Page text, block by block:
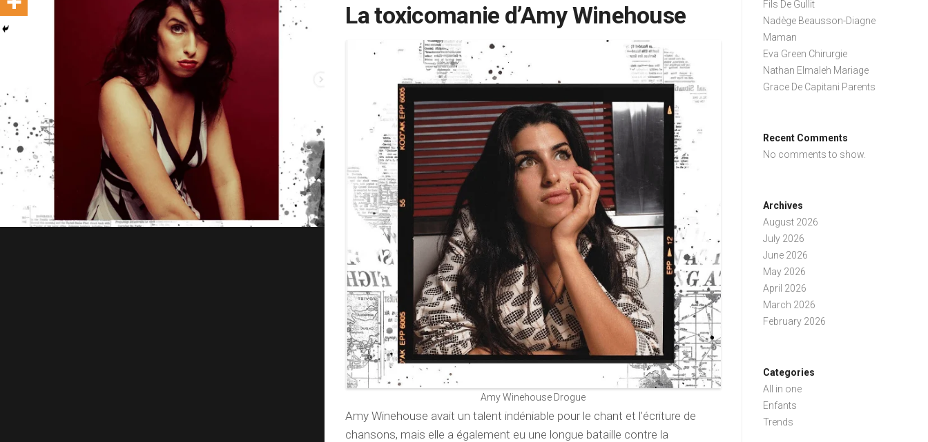
La toxicomanie d’Amy Winehouse
Amy Winehouse Drogue
Amy Winehouse avait un talent indéniable pour le chant et l’écriture de
chansons, mais elle a également eu une longue bataille contre la
Fils De Gullit
Nadège Beausson-Diagne
Maman
Eva Green Chirurgie
Nathan Elmaleh Mariage
Grace De Capitani Parents
Recent Comments
No comments to show.
Archives
August 2026
July 2026
June 2026
May 2026
April 2026
March 2026
February 2026
Categories
All in one
Enfants
Trends